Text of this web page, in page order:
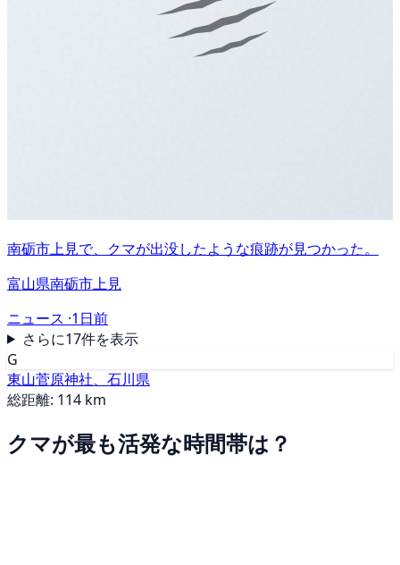
南砺市上見で、クマが出没したような痕跡が見つかった。
富山県南砺市上見
ニュース ·1日前
さらに17件を表示
G
東山菅原神社、石川県
総距離: 114 km
クマが最も活発な時間帯は？